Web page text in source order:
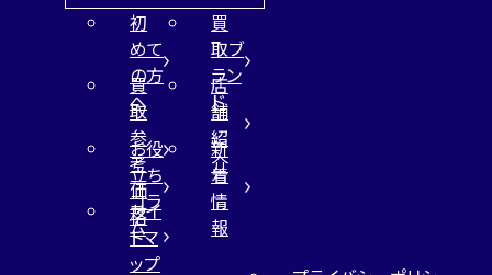
初
めて
の方
へ
買
取ブ
ラン
ド
買
取
参
考
価
格
店
舗
紹
介
お役
立ち
コラ
ム
新
着
情
報
サイ
トマ
ップ